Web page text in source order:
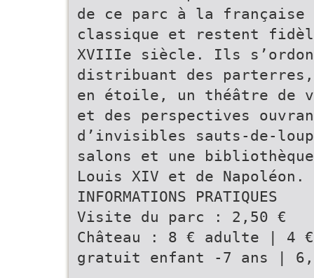
de ce parc à la
classique et restent
XVIIIe siècle. Ils
distribuant des
en étoile, un théâtre de
et des perspectives
d’invisibles sauts-de-
salons et une
Louis XIV et de Napoléon.
INFORMATIONS PRATIQUES
Visite du parc : 2,50 €
Château : 8 € adulte | 4
gratuit enfant -7 ans |